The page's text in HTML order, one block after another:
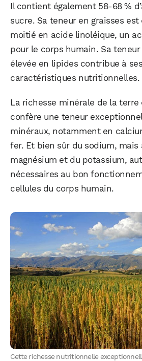
Il contient également 58-68 %
sucre. Sa teneur en graisses
moitié en acide linoléique, un
pour le corps humain. Sa
élevée en lipides contribue à
caractéristiques nutritionnelles.
La richesse minérale de la terre
confère une teneur
minéraux, notamment en
fer. Et bien sûr du sodium, mais
magnésium et du potassium,
nécessaires au bon
cellules du corps humain.
Cette richesse nutritionnelle
WhatsApp Telegram